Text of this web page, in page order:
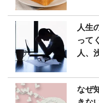
人生
って
人、
なぜ